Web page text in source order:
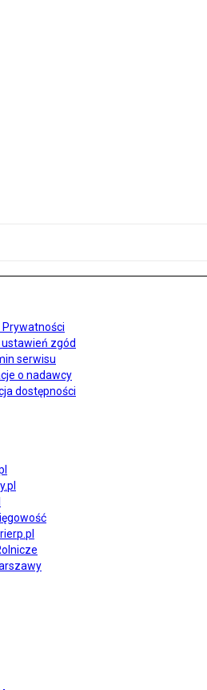
Prywatności
zgód
serwisu
o nadawcy
dostępności